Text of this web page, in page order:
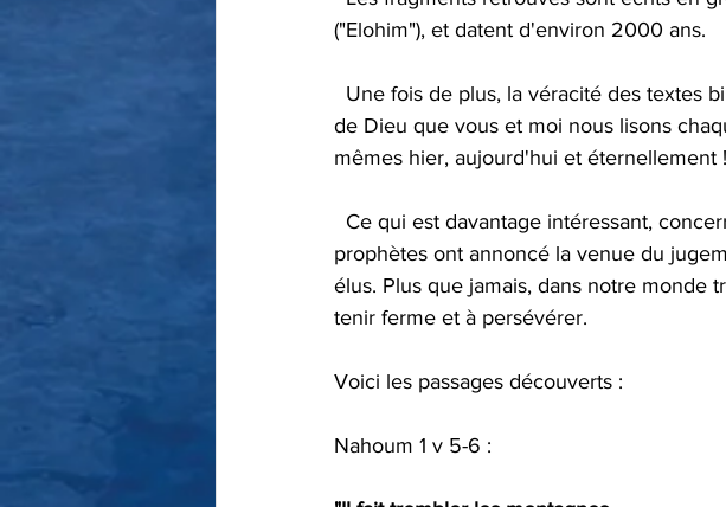
("Elohim"), et datent d'environ 2000 ans.
de Dieu que vous et moi nous lisons
mêmes hier, aujourd'hui et éternellement !
prophètes ont annoncé la venue du
élus. Plus que jamais, dans notre monde
tenir ferme et à persévérer.
Voici les passages découverts :
Nahoum 1 v 5-6 :